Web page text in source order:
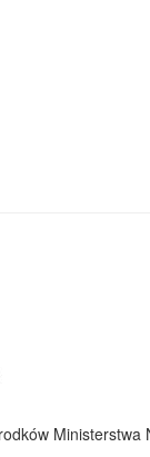
Ministerstwa